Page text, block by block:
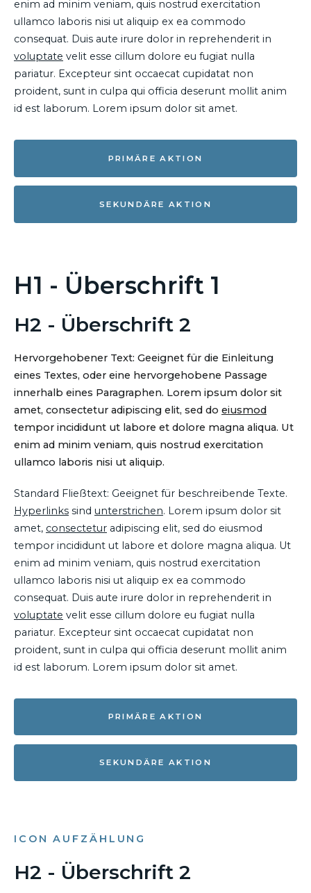
enim ad minim veniam, quis nostrud exercitation
ullamco laboris nisi ut aliquip ex ea commodo
consequat. Duis aute irure dolor in reprehenderit in
voluptate velit esse cillum dolore eu fugiat nulla
pariatur. Excepteur sint occaecat cupidatat non
proident, sunt in culpa qui officia deserunt mollit anim
id est laborum. Lorem ipsum dolor sit amet.
PRIMÄRE AKTION
SEKUNDÄRE AKTION
H1 - Überschrift 1
H2 - Überschrift 2
Hervorgehobener Text: Geeignet für die Einleitung
eines Textes, oder eine hervorgehobene Passage
innerhalb eines Paragraphen. Lorem ipsum dolor sit
amet, consectetur adipiscing elit, sed do eiusmod
tempor incididunt ut labore et dolore magna aliqua. Ut
enim ad minim veniam, quis nostrud exercitation
ullamco laboris nisi ut aliquip.
Standard Fließtext: Geeignet für beschreibende Texte.
Hyperlinks sind unterstrichen. Lorem ipsum dolor sit
amet, consectetur adipiscing elit, sed do eiusmod
tempor incididunt ut labore et dolore magna aliqua. Ut
enim ad minim veniam, quis nostrud exercitation
ullamco laboris nisi ut aliquip ex ea commodo
consequat. Duis aute irure dolor in reprehenderit in
voluptate velit esse cillum dolore eu fugiat nulla
pariatur. Excepteur sint occaecat cupidatat non
proident, sunt in culpa qui officia deserunt mollit anim
id est laborum. Lorem ipsum dolor sit amet.
PRIMÄRE AKTION
SEKUNDÄRE AKTION
ICON AUFZÄHLUNG
H2 - Überschrift 2